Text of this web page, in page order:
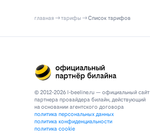
главная тарифы Список тарифов
© 2012-2026 l-beeline.ru — официальный сайт
партнера провайдера билайн, действующий
на основании агентского договора
политика персональных данных
политика конфиденциальности
политика cookie